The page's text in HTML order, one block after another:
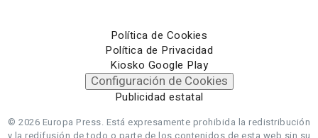
Política de Cookies
Política de Privacidad
Kiosko Google Play
Configuración de Cookies
Publicidad estatal
© 2026 Europa Press. Está expresamente prohibida la redistribución